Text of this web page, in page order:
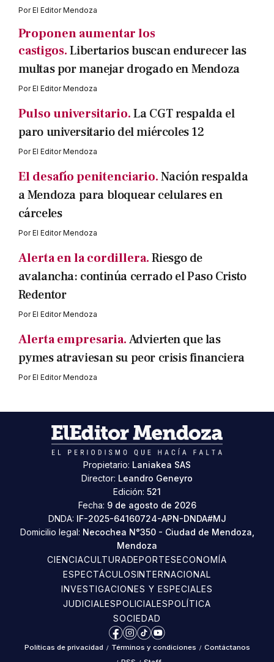
PorEl Editor Mendoza
Proponen aumentar los
castigos.Libertarios buscan endurecer las
multas por manejar drogado en Mendoza
PorEl Editor Mendoza
Pulso universitario.La CGT respalda el
paro universitario del miércoles 12
PorEl Editor Mendoza
El desafío penitenciario.Nación respalda
a Mendoza para bloquear celulares en
cárceles
PorEl Editor Mendoza
Alerta en la cordillera.Riesgo de
avalancha: continúa cerrado el Paso Cristo
Redentor
PorEl Editor Mendoza
Alerta empresaria.Advierten que las
pymes atraviesan su peor crisis financiera
PorEl Editor Mendoza
Propietario: Laniakea SAS
Director: Leandro Geneyro
Edición: 521
Fecha: 9 de agosto de 2026
DNDA: IF-2025-64160724-APN-DNDA#MJ
Domicilio legal: Necochea N°350 - Ciudad de Mendoza,
Mendoza
CIENCIACULTURADEPORTESECONOMÍA
ESPECTÁCULOSINTERNACIONAL
INVESTIGACIONES Y ESPECIALES
JUDICIALESPOLICIALESPOLÍTICA
SOCIEDAD
Facebook
Instagram
TikTokYouTube
Políticas de privacidad / Términos y condiciones / Contáctanos